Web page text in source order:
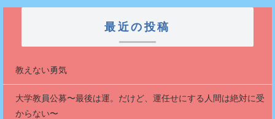
最近の投稿
教えない勇気
大学教員公募〜最後は運。だけど、運任せにする人間は絶対に受
からない〜